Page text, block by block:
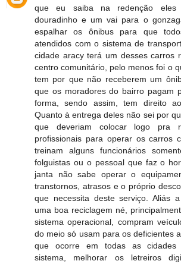
que eu saiba na redenção
douradinho e um vai para o
espalhar os ônibus para que
atendidos com o sistema de
cidade aracy terá um desses carros
centro comunitário, pelo menos foi o
tem por que não receberem um
que os moradores do bairro pagam
forma, sendo assim, tem direito
Quanto à entrega deles não sei por
que deveriam colocar logo pra
profissionais para operar os carros
treinam alguns funcionários
folguistas ou o pessoal que faz o
janta não sabe operar o
transtornos, atrasos e o próprio
que necessita deste serviço. Aliás
uma boa reciclagem né,
sistema operacional, compram
do meio só usam para os deficientes
que ocorre em todas as cidades
sistema, melhorar os letreiros